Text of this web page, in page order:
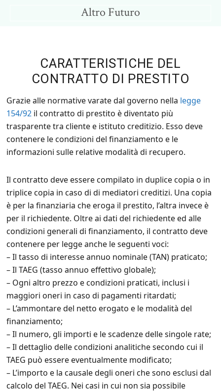
Altro Futuro
Futuro
CARATTERISTICHE DEL
CONTRATTO DI PRESTITO
Grazie alle normative varate dal governo nella legge
154/92 il contratto di prestito è diventato più
trasparente tra cliente e istituto creditizio. Esso deve
contenere le condizioni del finanziamento e le
informazioni sulle relative modalità di recupero.
Il contratto deve essere compilato in duplice copia o in
triplice copia in caso di di mediatori creditizi. Una copia
è per la finanziaria che eroga il prestito, l’altra invece è
per il richiedente. Oltre ai dati del richiedente ed alle
condizioni generali di finanziamento, il contratto deve
contenere per legge anche le seguenti voci:
– Il tasso di interesse annuo nominale (TAN) praticato;
– Il TAEG (tasso annuo effettivo globale);
– Ogni altro prezzo e condizioni praticati, inclusi i
maggiori oneri in caso di pagamenti ritardati;
– L’ammontare del netto erogato e le modalità del
finanziamento;
– Il numero, gli importi e le scadenze delle singole rate;
– Il dettaglio delle condizioni analitiche secondo cui il
TAEG può essere eventualmente modificato;
– L’importo e la causale degli oneri che sono esclusi dal
calcolo del TAEG. Nei casi in cui non sia possibile